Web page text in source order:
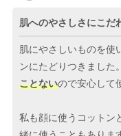
肌へのやさしさにこだ
肌にやさしいものを使
ンにたどりつきました。
ことないので安心して
私も顔に使うコットン